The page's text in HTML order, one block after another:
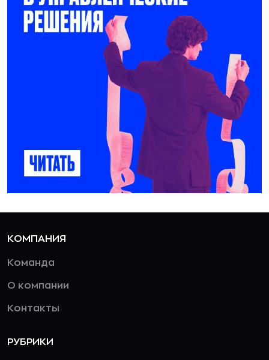
КОМПАНИЯ
Команда
О компании
Контакты
РУБРИКИ